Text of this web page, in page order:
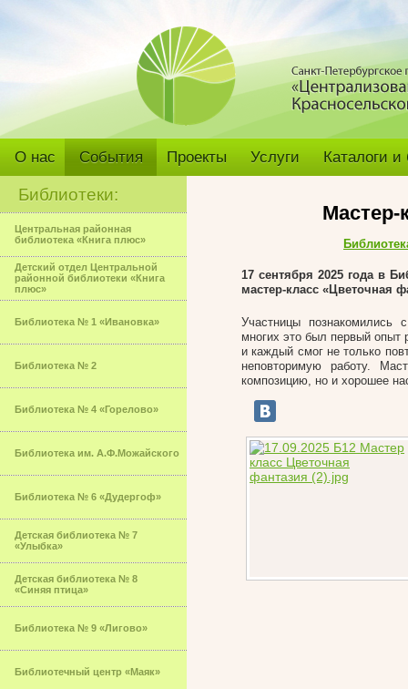
О нас События Проекты Услуги Каталоги
Библиотеки:
Центральная районная
библиотека «Книга плюс»
Детский отдел Центральной
районной библиотеки «Книга
плюс»
Библиотека № 1 «Ивановка»
Библиотека № 2
Библиотека № 4 «Горелово»
Библиотека им. А.Ф.Можайского
Библиотека № 6 «Дудергоф»
Детская библиотека № 7
«Улыбка»
Детская библиотека № 8
«Синяя птица»
Библиотека № 9 «Лигово»
Библиотечный центр «Маяк»
Мастер-
17 сентября 2025 года в
мастер-класс «Цветочная
Участницы познакомились
многих это был первый опыт
и каждый смог не только
неповторимую работу.
композицию, но и хорошее